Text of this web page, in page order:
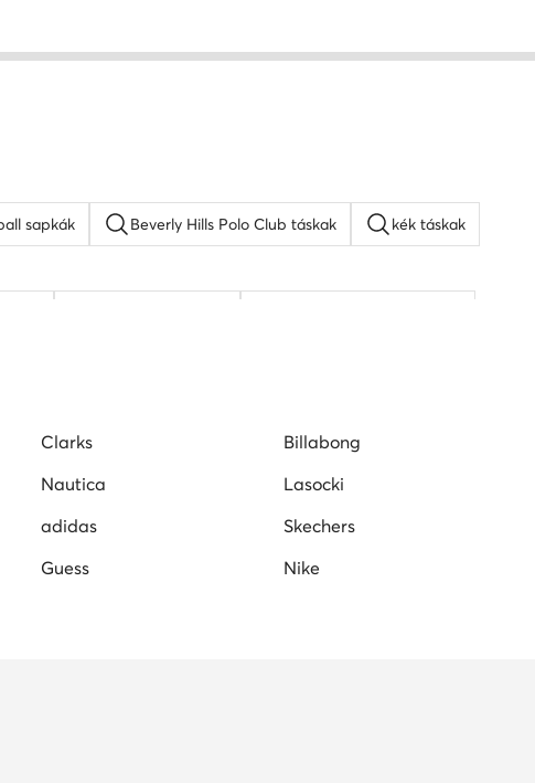
sapkák Beverly Hills Polo Club táskak kék táskak
Clarks
Billabong
Nautica
Lasocki
adidas
Skechers
Guess Nike